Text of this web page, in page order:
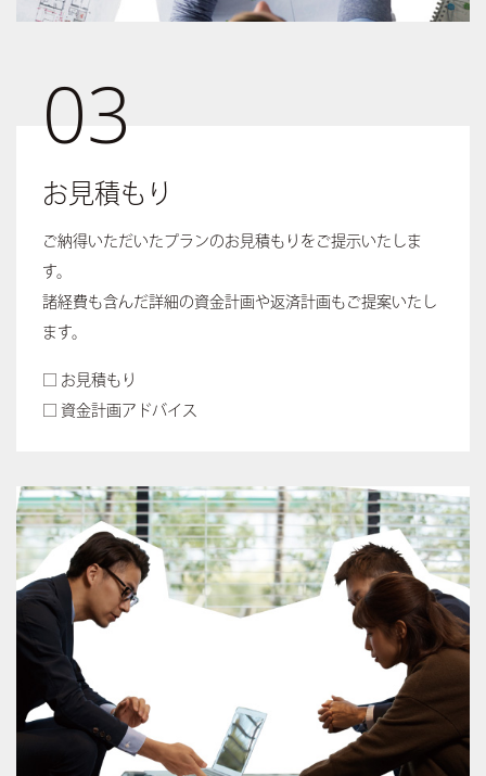
03
お見積もり
ご納得いただいたプランのお見積もりをご提示いたしま
す。
諸経費も含んだ詳細の資金計画や返済計画もご提案いたし
ます。
□ お見積もり
□ 資金計画アドバイス